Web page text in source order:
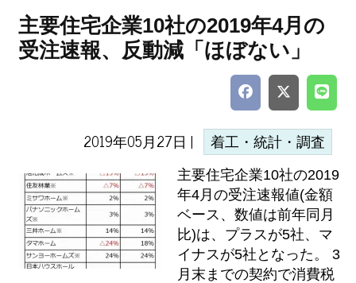
主要住宅企業10社の2019年4月の
受注速報、反動減「ほぼない」
2019年05月27日 | 着工・統計・調査
主要住宅企業10社の2019
年4月の受注速報値(金額
ベース、数値は前年同月
比)は、プラスが5社、マ
イナスが5社となった。 3
月末までの契約で消費税